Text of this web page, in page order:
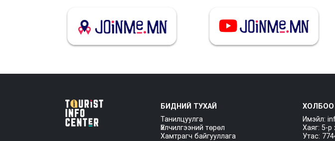
БИДНИЙ ТУХАЙ
Танилцуулга
Үйлчилгээний төрөл
Хамтрагч байгууллага
ХОЛБОО
Имэйл:
Хаяг: 5-р
Утас: